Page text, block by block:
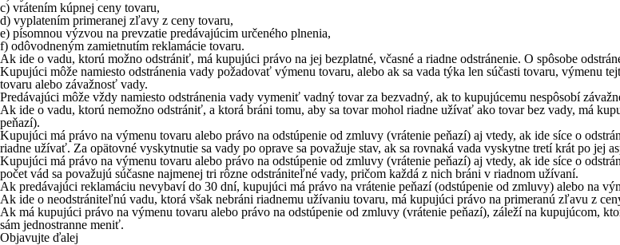
c) vrátením kúpnej ceny tovaru,
d) vyplatením primeranej zľavy z ceny tovaru,
e) písomnou výzvou na prevzatie predávajúcim určeného plnenia,
f) odôvodneným zamietnutím reklamácie tovaru.
Ak ide o vadu, ktorú možno odstrániť, má kupujúci právo na jej bezplatné, včasné a riadne odstránenie. O spôsobe
Kupujúci môže namiesto odstránenia vady požadovať výmenu tovaru, alebo ak sa vada týka len súčasti tovaru, výmenu
tovaru alebo závažnosť vady.
Predávajúci môže vždy namiesto odstránenia vady vymeniť vadný tovar za bezvadný, ak to kupujúcemu nespôsobí
Ak ide o vadu, ktorú nemožno odstrániť, a ktorá bráni tomu, aby sa tovar mohol riadne užívať ako tovar bez vady, má
peňazí).
Kupujúci má právo na výmenu tovaru alebo právo na odstúpenie od zmluvy (vrátenie peňazí) aj vtedy, ak ide síce o
riadne užívať. Za opätovné vyskytnutie sa vady po oprave sa považuje stav, ak sa rovnaká vada vyskytne tretí krát po jej
Kupujúci má právo na výmenu tovaru alebo právo na odstúpenie od zmluvy (vrátenie peňazí) aj vtedy, ak ide síce o
počet vád sa považujú súčasne najmenej tri rôzne odstrániteľné vady, pričom každá z nich bráni v riadnom užívaní.
Ak predávajúci reklamáciu nevybaví do 30 dní, kupujúci má právo na vrátenie peňazí (odstúpenie od zmluvy) alebo na
Ak ide o neodstrániteľnú vadu, ktorá však nebráni riadnemu užívaniu tovaru, má kupujúci právo na primeranú zľavu z
Ak má kupujúci právo na výmenu tovaru alebo právo na odstúpenie od zmluvy (vrátenie peňazí), záleží na kupujúcom,
sám jednostranne meniť.
Objavujte ďalej